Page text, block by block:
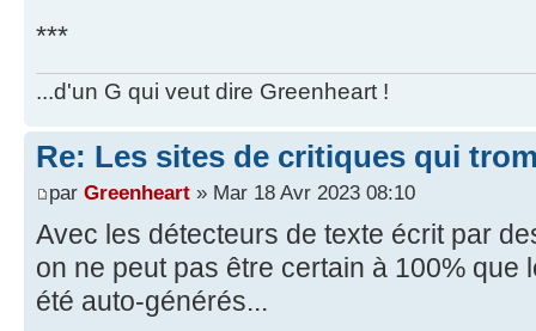
***
...d'un G qui veut dire Greenheart !
Re: Les sites de critiques qui
par Greenheart » Mar 18 Avr 2023 08:10
Avec les détecteurs de texte écrit par
on ne peut pas être certain à 100% que
été auto-générés...